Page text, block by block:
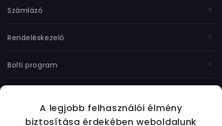
Számlázó
Rendeléskezelő
Bolti program
További moduljaink
A legjobb felhasználói élmény
biztosítása érdekében weboldalunk